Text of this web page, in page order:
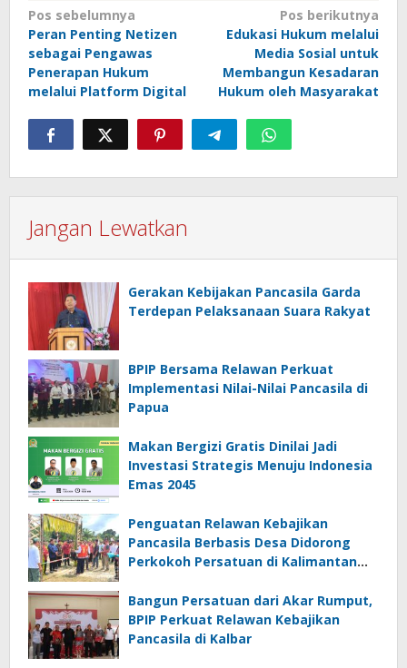
Navigasi
pos
Pos sebelumnya
Peran Penting Netizen
sebagai Pengawas
Penerapan Hukum
melalui Platform Digital
Pos berikutnya
Edukasi Hukum melalui
Media Sosial untuk
Membangun Kesadaran
Hukum oleh Masyarakat
Jangan Lewatkan
Gerakan Kebijakan Pancasila Garda
Terdepan Pelaksanaan Suara Rakyat
BPIP Bersama Relawan Perkuat
Implementasi Nilai-Nilai Pancasila di
Papua
Makan Bergizi Gratis Dinilai Jadi
Investasi Strategis Menuju Indonesia
Emas 2045
Penguatan Relawan Kebajikan
Pancasila Berbasis Desa Didorong
Perkokoh Persatuan di Kalimantan
Bangun Persatuan dari Akar Rumput,
BPIP Perkuat Relawan Kebajikan
Pancasila di Kalbar